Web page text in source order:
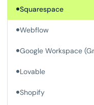
Squarespace
Webflow
Google Workspace
Lovable
Shopify